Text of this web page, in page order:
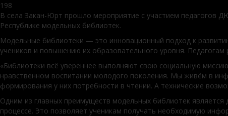
198
В села Закан-Юрт прошло мероприятие с участием педагогов
Республике модельных библиотек.
Модельные библиотеки — это инновационный подход к
учеников и повышению их образовательного уровня.
«Библиотеки всё увереннее выполняют свою социальную
нравственном воспитании молодого поколения. Мы живём в
формирования у них потребности в чтении. А технические
Одним из главных преимуществ модельных библиотек
процессе. Это позволяет ученикам получать необходимую